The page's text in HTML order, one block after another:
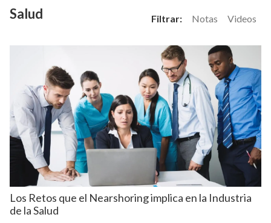
Salud Filtrar: Notas Videos
Los Retos que el Nearshoring implica en la Industria
de la Salud